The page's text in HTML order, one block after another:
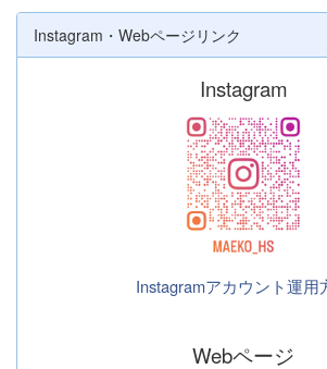
Instagram・Webページリンク
Instagram
Instagramアカウント運用
Webページ